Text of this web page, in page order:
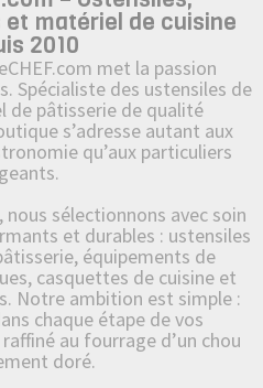
matériel de cuisine
2010
met la passion
Spécialiste des ustensiles de
de pâtisserie de qualité
s’adresse autant aux
qu’aux particuliers
nous sélectionnons avec soin
et durables : ustensiles
équipements de
casquettes de cuisine et
Notre ambition est simple :
chaque étape de vos
au fourrage d’un chou
doré.